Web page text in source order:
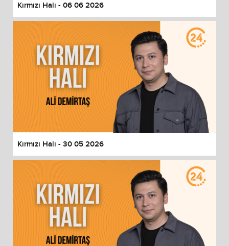
Kırmızı Halı - 06 06 2026
Kırmızı Halı - 30 05 2026